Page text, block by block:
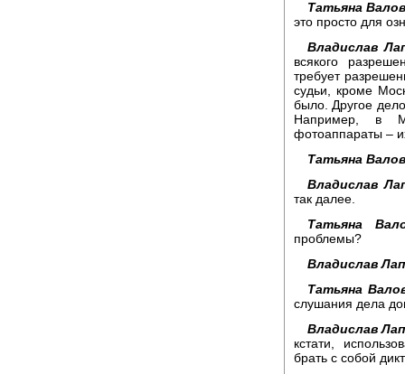
Татьяна
это просто для
Владислав
всякого
требует
судьи, кроме
было. Другое
Например, в
фотоаппараты –
Татьяна
Владислав
так далее.
Татьяна
проблемы?
Владислав
Татьяна
слушания дела
Владислав
кстати,
брать с собой